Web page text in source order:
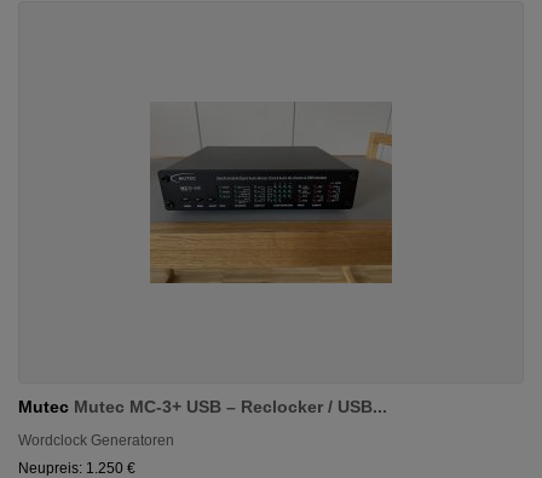
Mutec Mutec MC-3+ USB – Reclocker / USB...
Wordclock Generatoren
Neupreis: 1.250 €